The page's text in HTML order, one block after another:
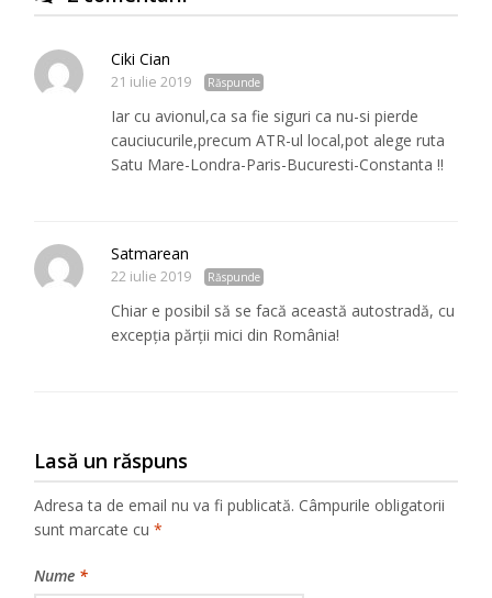
Ciki Cian
21 iulie 2019 Răspunde
Iar cu avionul,ca sa fie siguri ca nu-si pierde
cauciucurile,precum ATR-ul local,pot alege ruta
Satu Mare-Londra-Paris-Bucuresti-Constanta !!
Satmarean
22 iulie 2019 Răspunde
Chiar e posibil să se facă această autostradă, cu
excepția părții mici din România!
Lasă un răspuns
Adresa ta de email nu va fi publicată. Câmpurile obligatorii
sunt marcate cu*
Nume *